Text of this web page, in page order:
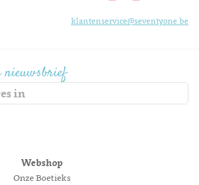
klantenservice@seventyone.be
Webshop
Onze Boetieks